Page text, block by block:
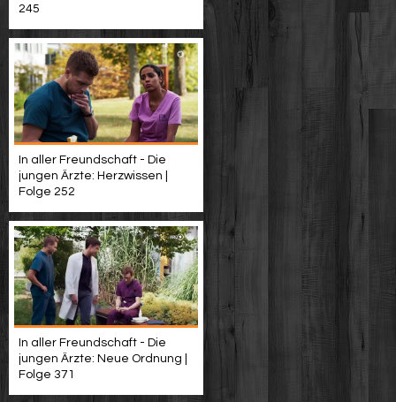
245
In aller Freundschaft - Die
jungen Ärzte: Herzwissen |
Folge 252
In aller Freundschaft - Die
jungen Ärzte: Neue Ordnung |
Folge 371